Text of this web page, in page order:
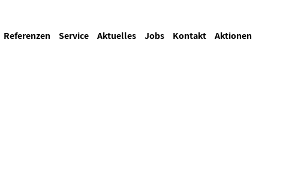
Referenzen Service Aktuelles Jobs Kontakt Aktionen